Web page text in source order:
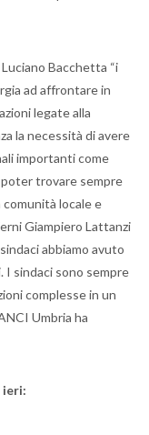
Bacchetta “i
ad affrontare in
legate alla
la necessità di avere
importanti come
poter trovare sempre
locale e
Giampiero Lattanzi
abbiamo avuto
I sindaci sono sempre
complesse in un
Umbria ha
ieri: